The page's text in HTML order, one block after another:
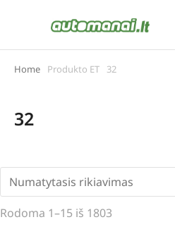
You are here:
Home Produkto ET 32
32
Rodoma 1–15 iš 1803